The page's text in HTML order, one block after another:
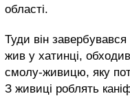
області.
Туди він
жив у хатинці,
смолу-живицю, яку
З живиці роблять